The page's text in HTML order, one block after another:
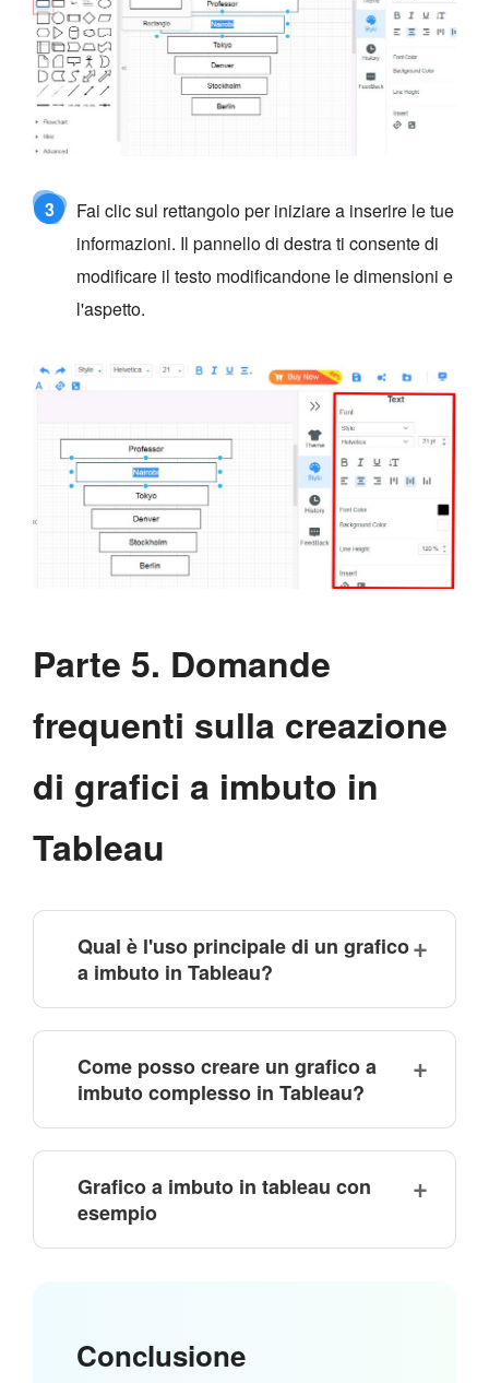
3
Fai clic sul rettangolo per iniziare a inserire le tue
informazioni. Il pannello di destra ti consente di
modificare il testo modificandone le dimensioni e
l'aspetto.
Parte 5. Domande
frequenti sulla creazione
di grafici a imbuto in
Tableau
Qual è l'uso principale di un grafico
a imbuto in Tableau?
Come posso creare un grafico a
imbuto complesso in Tableau?
Grafico a imbuto in tableau con
esempio
Conclusione